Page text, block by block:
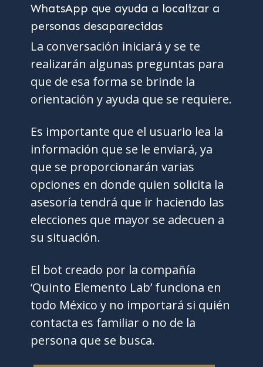
La conversación iniciará y se te
realizarán algunas preguntas para
que de esa forma se brinde la
orientación y ayuda que se requiere.
Es importante que el usuario lea la
información que se le enviará, ya
que se proporcionarán varias
opciones en donde quien solicita la
asesoría tendrá que ir haciendo las
elecciones que mayor se adecuen a
su situación.
El bot creado por la compañía
‘Quinto Elemento Lab’ funciona en
todo México y no importará si quién
contacta es familiar o no de la
persona que se busca.